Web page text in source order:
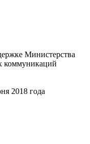
Министерства
коммуникаций
2018 года